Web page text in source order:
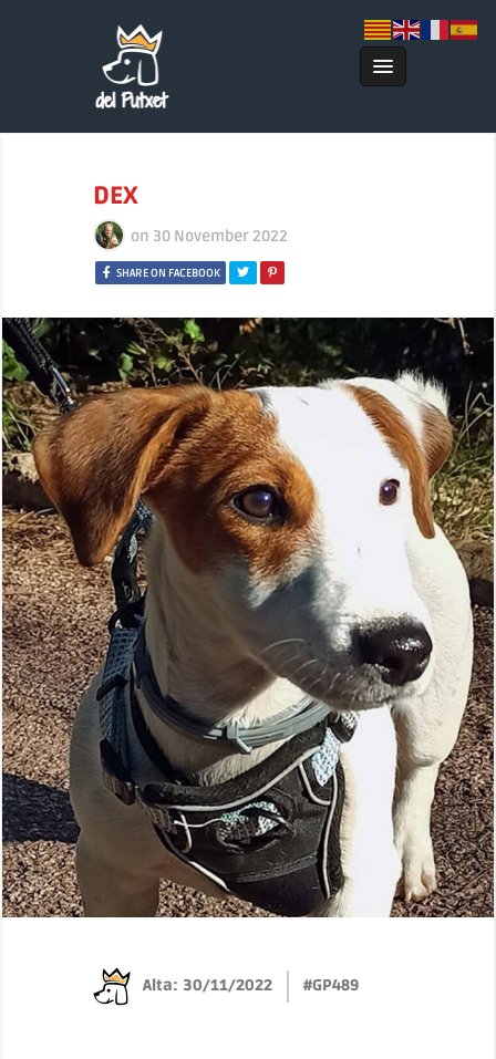
DEX
on 30 November 2022
SHARE ON FACEBOOK
Alta: 30/11/2022 #GP489